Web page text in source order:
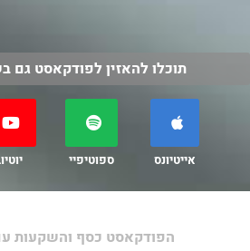
תוכלו להאזין לפודקאסט גם
אייטיונס ספוטיפיי
הפודקאסט כסף והשקעות